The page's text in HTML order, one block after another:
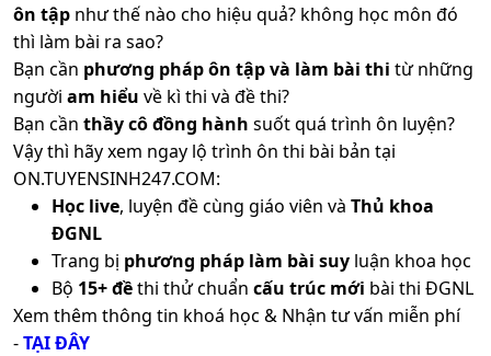
ôn tập như thế nào cho hiệu quả? không học môn đó
thì làm bài ra sao?
Bạn cần phương pháp ôn tập và làm bài thi từ những
người am hiểu về kì thi và đề thi?
Bạn cần thầy cô đồng hành suốt quá trình ôn luyện?
Vậy thì hãy xem ngay lộ trình ôn thi bài bản tại
ON.TUYENSINH247.COM:
Học live, luyện đề cùng giáo viên và Thủ khoa
ĐGNL
Trang bị phương pháp làm bài suy luận khoa học
Bộ 15+ đềthi thử chuẩn cấu trúc mới bài thi ĐGNL
Xem thêm thông tin khoá học & Nhận tư vấn miễn phí
-TẠI ĐÂY